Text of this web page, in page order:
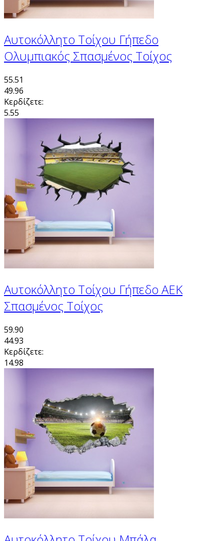
Αυτοκόλλητο Τοίχου Γήπεδο
Ολυμπιακός Σπασμένος Τοίχος
55.51
49.96
Κερδίζετε:
5.55
Αυτοκόλλητο Τοίχου Γήπεδο ΑΕΚ
Σπασμένος Τοίχος
59.90
44.93
Κερδίζετε:
14.98